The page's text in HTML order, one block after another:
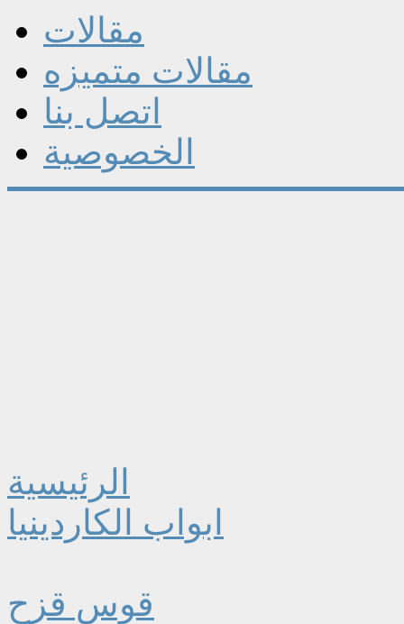
مقالات
مقالات متميزه
اتصل بنا
الخصوصية
الرئيسية
ابواب الكاردينيا
قوس قزح